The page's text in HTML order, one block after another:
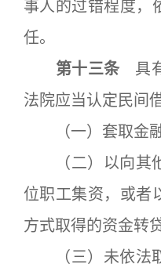
事人的过错程度，
任。
第十三条 具
法院应当认定民间
（一）套取金融
（二）以向其他
位职工集资，或者
方式取得的资金转
（三）未依法取